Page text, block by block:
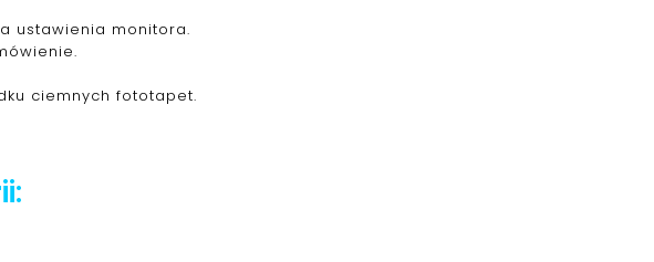
ustawienia monitora.
ciemnych fototapet.